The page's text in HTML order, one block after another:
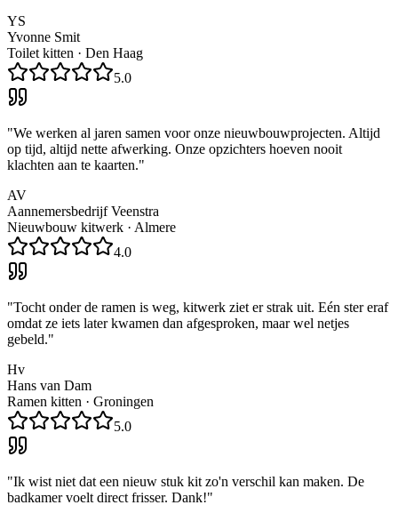
YS
Yvonne Smit
Toilet kitten · Den Haag
5.0
"We werken al jaren samen voor onze nieuwbouwprojecten. Altijd
op tijd, altijd nette afwerking. Onze opzichters hoeven nooit
klachten aan te kaarten."
AV
Aannemersbedrijf Veenstra
Nieuwbouw kitwerk · Almere
4.0
"Tocht onder de ramen is weg, kitwerk ziet er strak uit. Eén ster eraf
omdat ze iets later kwamen dan afgesproken, maar wel netjes
gebeld."
Hv
Hans van Dam
Ramen kitten · Groningen
5.0
"Ik wist niet dat een nieuw stuk kit zo'n verschil kan maken. De
badkamer voelt direct frisser. Dank!"